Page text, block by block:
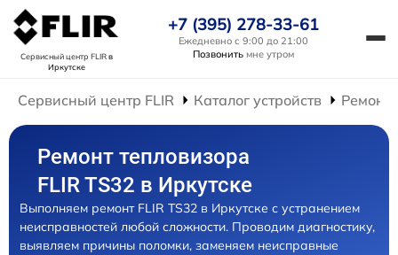
Сервисный центр FLIRв
Иркутске
+7 (395) 278-33-61
Ежедневно с 9:00 до 21:00
Позвонить мне утром
Сервисный центр FLIR Каталог устройств Ремонт
Ремонт тепловизора
FLIR TS32 в Иркутске
Выполняем ремонт FLIR TS32 в Иркутске с устранением
неисправностей любой сложности. Проводим диагностику,
выявляем причины поломки, заменяем неисправные